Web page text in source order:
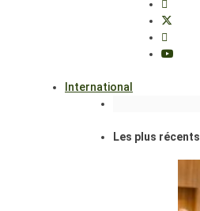
International
Les plus récents